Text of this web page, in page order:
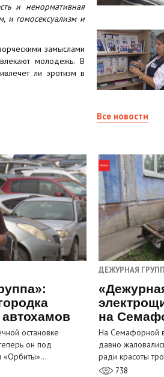
и ненормативная
и гомосексуализм и
замыслами
молодежь. В
ли эротизм в
Все новости
остановке
он под
«Орбиты»…
ДЕЖУРНАЯ
на
На Семафорной
давно
ради красоты
738